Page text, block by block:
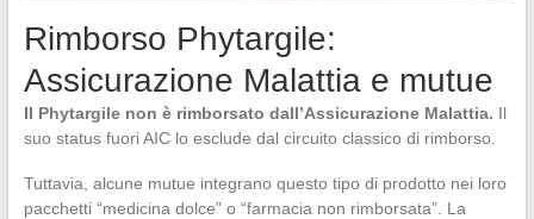
Rimborso Phytargile:
Assicurazione Malattia e mutue
Il Phytargile non è rimborsato dall’Assicurazione Malattia. Il
suo status fuori AIC lo esclude dal circuito classico di rimborso.
Tuttavia, alcune mutue integrano questo tipo di prodotto nei loro
pacchetti “medicina dolce” o “farmacia non rimborsata”. La